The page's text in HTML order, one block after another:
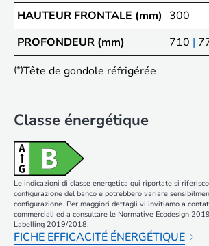
HAUTEUR FRONTALE (mm) 300
PROFONDEUR (mm)
710 |
(*)Tête de gondole réfrigérée
Classe énergétique
Le indicazioni di classe energetica qui riportate si
configurazione del banco e potrebbero variare
configurazione. Per maggiori dettagli vi invitiamo a
commerciali ed a consultare le Normative Ecodesign
Labelling 2019/2018.
FICHE EFFICACITÉ ÉNERGÉTIQUE